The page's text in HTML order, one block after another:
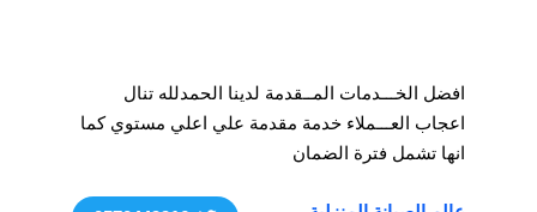
افضل الخـــدمات المــقدمة لدينا الحمدلله تنال
اعجاب العـــملاء خدمة مقدمة علي اعلي مستوي كما
انها تشمل فترة الضمان